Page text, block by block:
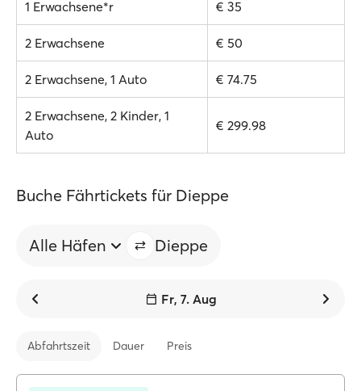
1 Erwachsene*r € 35
2 Erwachsene € 50
2 Erwachsene, 1 Auto € 74.75
2 Erwachsene, 2 Kinder, 1
Auto
€ 299.98
Buche Fährtickets für Dieppe
Alle Häfen Dieppe
Fr, 7. Aug
Abfahrtszeit Dauer Preis